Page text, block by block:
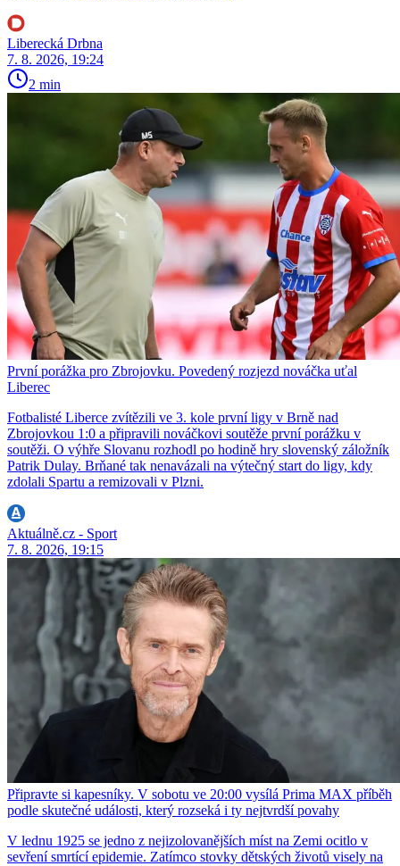
Liberecká Drbna
7. 8. 2026, 19:24
2 min
První porážka pro Zbrojovku. Povedený rozjezd nováčka uťal
Liberec
Fotbalisté Liberce zvítězili ve 3. kole první ligy v Brně nad
Zbrojovkou 1:0 a připravili nováčkovi soutěže první porážku v
soutěži. O výhře Slovanu rozhodl po hodině hry slovenský záložník
Patrik Dulay. Brňané tak nenavázali na výtečný start do ligy, kdy
zdolali Spartu a remizovali v Plzni.
Aktuálně.cz - Sport
7. 8. 2026, 19:15
Připravte si kapesníky. V sobotu ve 20:00 vysílá Prima MAX příběh
podle skutečné události, který rozseká i ty nejtvrdší povahy
V lednu 1925 se jedno z nejizolovanějších míst na Zemi ocitlo v
sevření smrtící epidemie. Zatímco stovky dětských životů visely na